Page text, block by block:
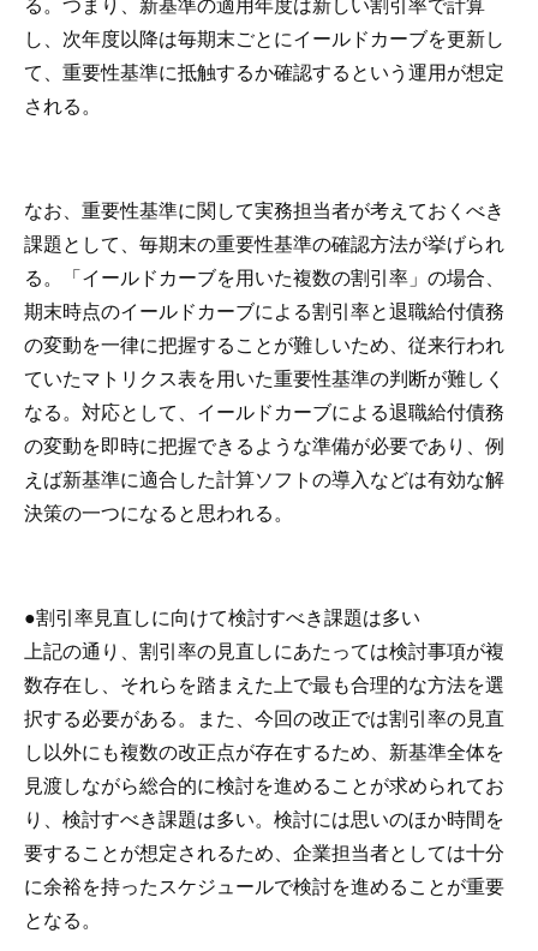
る。つまり、新基準の適用年度は新しい割引率で計算
し、次年度以降は毎期末ごとにイールドカーブを更新し
て、重要性基準に抵触するか確認するという運用が想定
される。
なお、重要性基準に関して実務担当者が考えておくべき
課題として、毎期末の重要性基準の確認方法が挙げられ
る。「イールドカーブを用いた複数の割引率」の場合、
期末時点のイールドカーブによる割引率と退職給付債務
の変動を一律に把握することが難しいため、従来行われ
ていたマトリクス表を用いた重要性基準の判断が難しく
なる。対応として、イールドカーブによる退職給付債務
の変動を即時に把握できるような準備が必要であり、例
えば新基準に適合した計算ソフトの導入などは有効な解
決策の一つになると思われる。
●割引率見直しに向けて検討すべき課題は多い
上記の通り、割引率の見直しにあたっては検討事項が複
数存在し、それらを踏まえた上で最も合理的な方法を選
択する必要がある。また、今回の改正では割引率の見直
し以外にも複数の改正点が存在するため、新基準全体を
見渡しながら総合的に検討を進めることが求められてお
り、検討すべき課題は多い。検討には思いのほか時間を
要することが想定されるため、企業担当者としては十分
に余裕を持ったスケジュールで検討を進めることが重要
となる。